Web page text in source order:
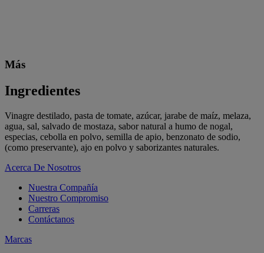
Más
Ingredientes
Vinagre destilado, pasta de tomate, azúcar, jarabe de maíz, melaza,
agua, sal, salvado de mostaza, sabor natural a humo de nogal,
especias, cebolla en polvo, semilla de apio, benzonato de sodio,
(como preservante), ajo en polvo y saborizantes naturales.
Acerca De Nosotros
Nuestra Compañía
Nuestro Compromiso
Carreras
Contáctanos
Marcas